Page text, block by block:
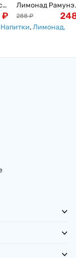
₽
Лимонад Рамунэ
дынный вкус
Ramune Hata
288 ₽
Напитки,Лимонад,